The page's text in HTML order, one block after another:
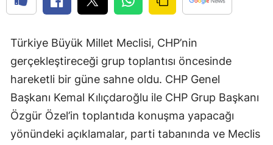
Türkiye Büyük Millet Meclisi, CHP’nin
gerçekleştireceği grup toplantısı öncesinde
hareketli bir güne sahne oldu. CHP Genel
Başkanı Kemal Kılıçdaroğlu ile CHP Grup Başkanı
Özgür Özel’in toplantıda konuşma yapacağı
yönündeki açıklamalar, parti tabanında ve Meclis